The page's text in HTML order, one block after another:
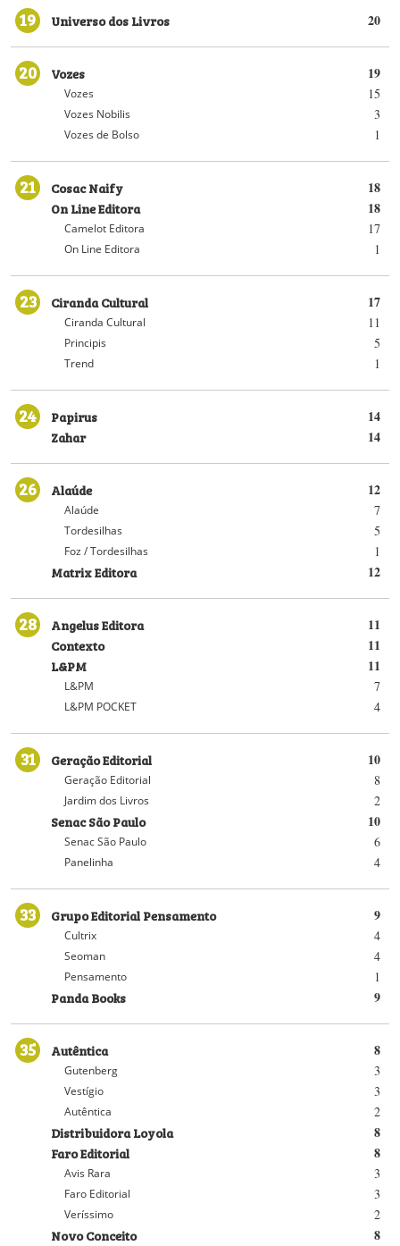
19 20
Universo dos Livros
20 19
Vozes
15
Vozes
3
Vozes Nobilis
1
Vozes de Bolso
21 18
Cosac Naify
18
On Line Editora
17
Camelot Editora
1
On Line Editora
23 17
Ciranda Cultural
11
Ciranda Cultural
5
Principis
1
Trend
24 14
Papirus
14
Zahar
26 12
Alaúde
7
Alaúde
5
Tordesilhas
1
Foz / Tordesilhas
12
Matrix Editora
28 11
Angelus Editora
11
Contexto
11
L&PM
7
L&PM
4
L&PM POCKET
31 10
Geração Editorial
8
Geração Editorial
2
Jardim dos Livros
10
Senac São Paulo
6
Senac São Paulo
4
Panelinha
33 9
Grupo Editorial Pensamento
4
Cultrix
4
Seoman
1
Pensamento
9
Panda Books
35 8
Autêntica
3
Gutenberg
3
Vestígio
2
Autêntica
8
Distribuidora Loyola
8
Faro Editorial
3
Avis Rara
3
Faro Editorial
2
Veríssimo
8
Novo Conceito